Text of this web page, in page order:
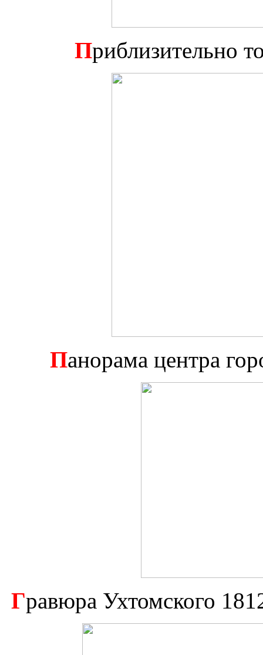
Приблизительно
Панорама центра
Гравюра Ухтомского